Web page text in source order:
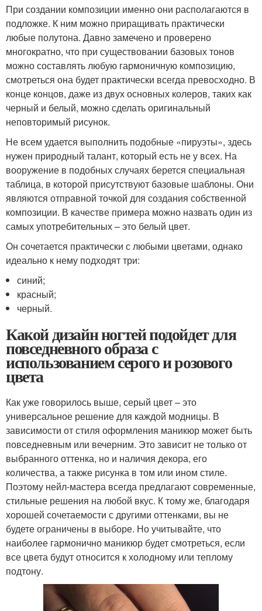
При создании композиции именно они располагаются в
подложке. К ним можно приращивать практически
любые полутона. Давно замечено и проверено
многократно, что при существовании базовых тонов
можно составлять любую гармоничную композицию,
смотреться она будет практически всегда превосходно. В
конце концов, даже из двух основных колеров, таких как
черный и белый, можно сделать оригинальный
неповторимый рисунок.
Не всем удается выполнить подобные «пируэты», здесь
нужен природный талант, который есть не у всех. На
вооружение в подобных случаях берется специальная
таблица, в которой присутствуют базовые шаблоны. Они
являются отправной точкой для создания собственной
композиции. В качестве примера можно назвать один из
самых употребительных – это белый цвет.
Он сочетается практически с любыми цветами, однако
идеально к нему подходят три:
синий;
красный;
черный.
Какой дизайн ногтей подойдет для
повседневного образа с
использованием серого и розового
цвета
Как уже говорилось выше, серый цвет – это
универсальное решение для каждой модницы. В
зависимости от стиля оформления маникюр может быть
повседневным или вечерним. Это зависит не только от
выбранного оттенка, но и наличия декора, его
количества, а также рисунка в том или ином стиле.
Поэтому нейл-мастера всегда предлагают современные,
стильные решения на любой вкус. К тому же, благодаря
хорошей сочетаемости с другими оттенками, вы не
будете ограничены в выборе. Но учитывайте, что
наиболее гармонично маникюр будет смотреться, если
все цвета будут относится к холодному или теплому
подтону.